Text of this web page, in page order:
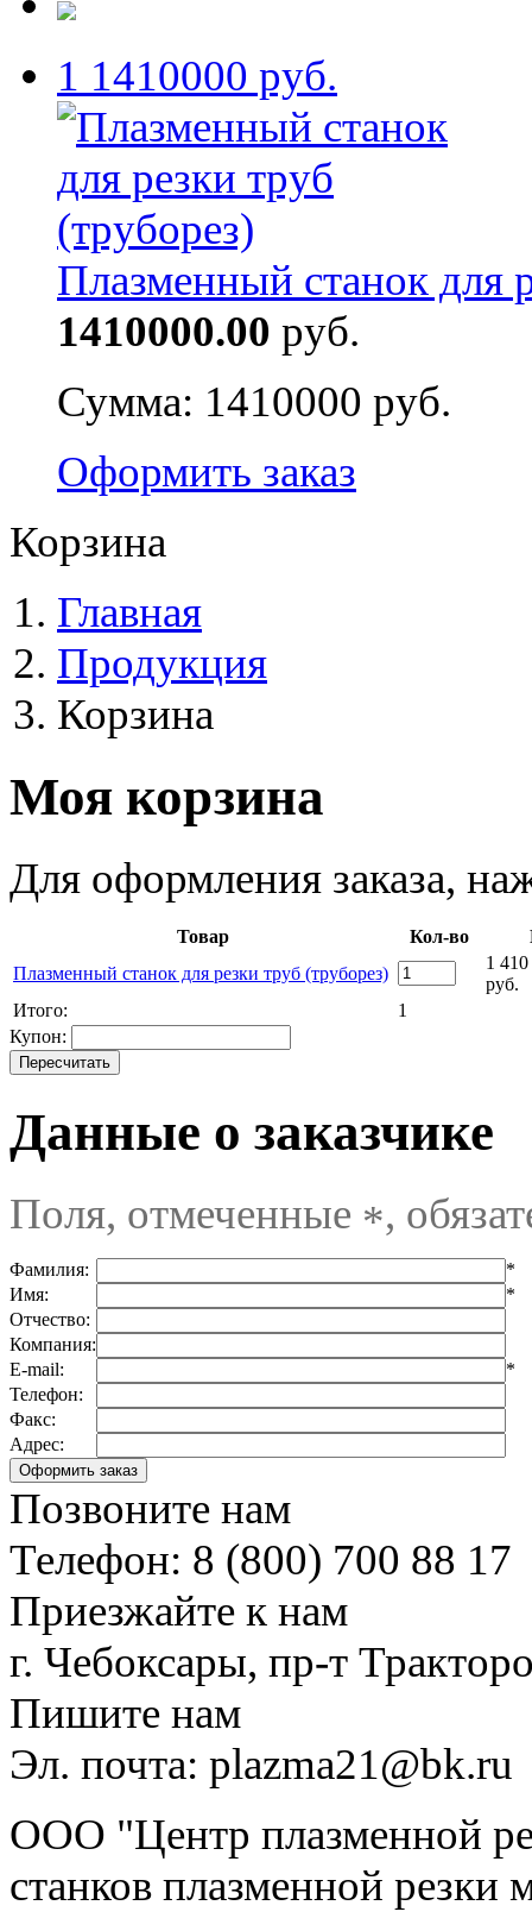
1 1410000 руб.
Плазменный станок для
1410000.00 руб.
Сумма: 1410000 руб.
Оформить заказ
Корзина
Главная
Продукция
Корзина
Моя корзина
Для оформления заказа,
Товар Кол-во
Плазменный станок для резки труб (труборез)
1
руб.
Итого:
1
Купон:
Данные о заказчике
Поля, отмеченные *,
Фамилия:
*
Имя:
*
Отчество:
Компания:
E-mail:
*
Телефон:
Факс:
Адрес:
Позвоните нам
Телефон: 8 (800) 700 88 17
Приезжайте к нам
г. Чебоксары, пр-т
Пишите нам
Эл. почта: plazma21@bk.ru
ООО "Центр плазменной
станков плазменной резки